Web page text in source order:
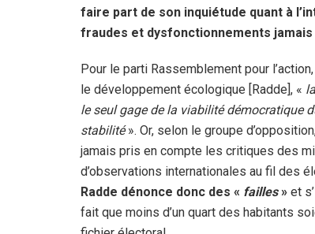
faire part de son inquiétude quant à
fraudes et dysfonctionnements
Pour le parti Rassemblement pour
le développement écologique [Radde], «
le seul gage de la viabilité démocratique
stabilité». Or, selon le groupe
jamais pris en compte les critiques des
d’observations internationales au fil des
Radde dénonce donc des « failles» et
fait que moins d’un quart des habitants